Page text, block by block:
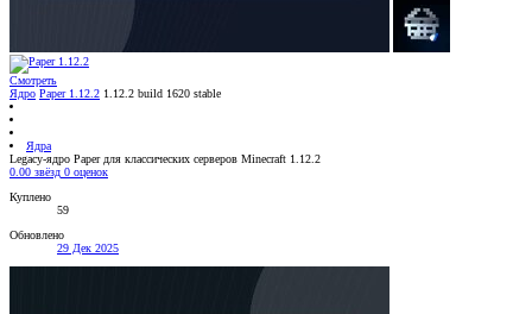
Смотреть
Ядро Paper 1.12.2 1.12.2 build 1620 stable
Ядра
Legacy-ядро Paper для классических серверов Minecraft 1.12.2
0.00 звёзд 0 оценок
Куплено
59
Обновлено
29 Дек 2025